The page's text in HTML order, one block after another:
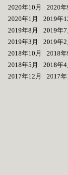
2020年10月
2020年
2020年1月
2019年
2019年8月
2019年7
2019年3月
2019年2
2018年10月
2018年
2018年5月
2018年4
2017年12月
2017年